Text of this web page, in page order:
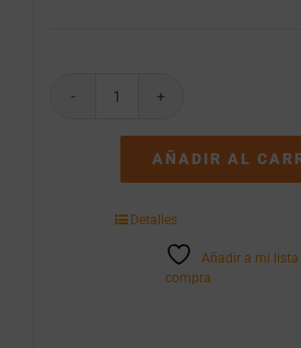
Aceite
Girasol
Anmar
cantidad
AÑADIR AL
Detalles
Añadir a mi lista
compra